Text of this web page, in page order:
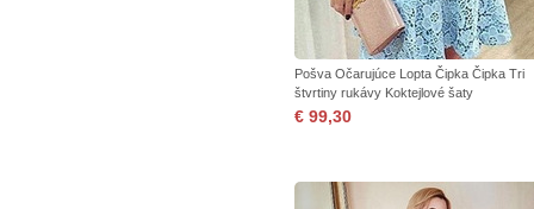
Pošva Očarujúce Lopta Čipka Čipka Tri
štvrtiny rukávy Koktejlové šaty
€ 99,30